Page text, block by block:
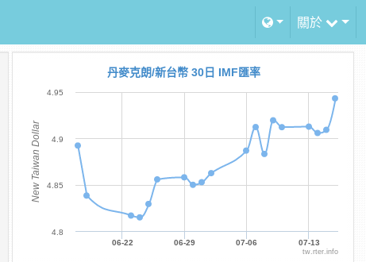
關於
New Taiwan Dollar
丹麥克朗/新台幣 30日 IMF匯率
06-22 06-29 07-06 07-13
4.8
4.85
4.9
4.95
tw.rter.info